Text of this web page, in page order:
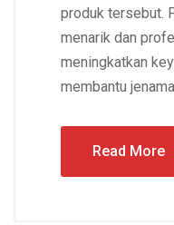
produk tersebut.
menarik dan
meningkatkan
membantu
Read More